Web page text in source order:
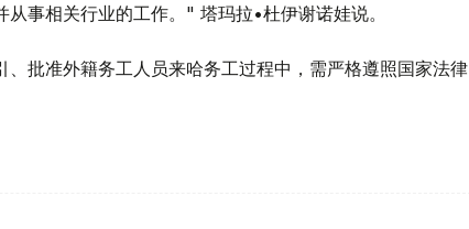
事相关行业的工作。" 塔玛拉•杜伊谢诺娃说。
批准外籍务工人员来哈务工过程中，需严格遵照国家法律